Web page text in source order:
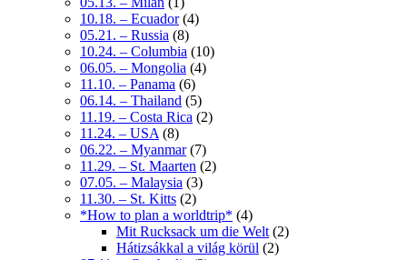
10.18. – Ecuador(4)
05.21. – Russia (8)
10.24. – Columbia (10)
06.05. – Mongolia (4)
11.10. – Panama (6)
06.14. – Thailand (5)
11.19. – Costa Rica (2)
11.24. – USA (8)
06.22. – Myanmar(7)
11.29. – St. Maarten (2)
07.05. – Malaysia (3)
11.30. – St. Kitts (2)
*How to plan a worldtrip* (4)
Mit Rucksack um die Welt (2)
Hátizsákkal a világ körül (2)